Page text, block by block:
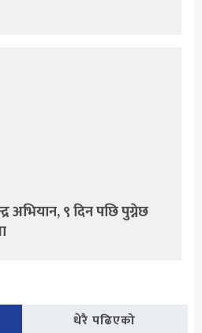
अभियान, ९ दिन पछि पुग्नेछ
धेरै पढिएको